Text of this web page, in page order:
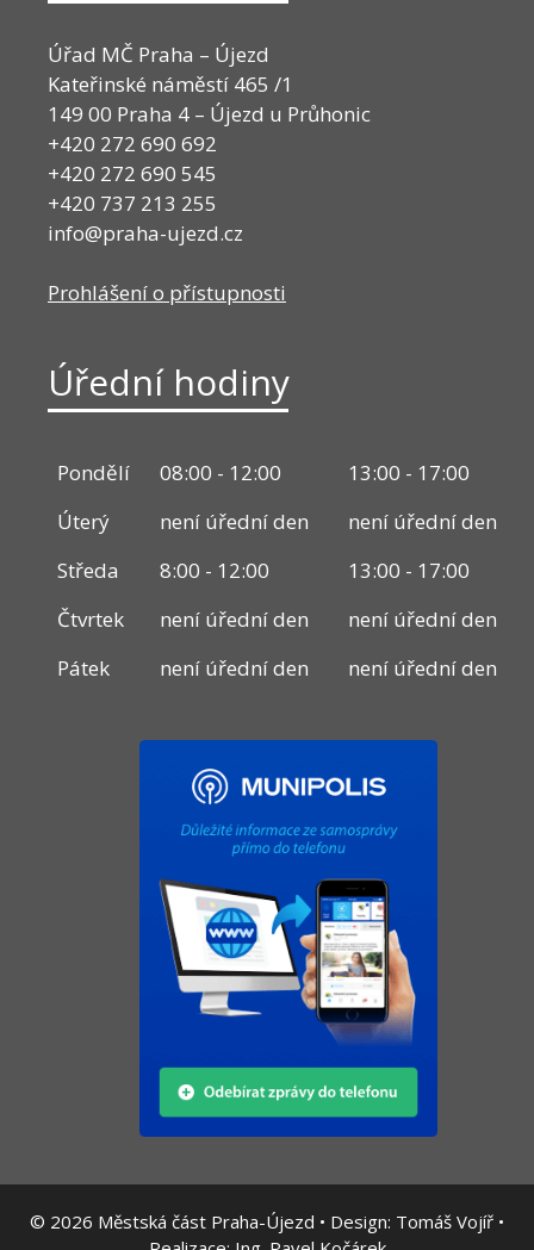
Úřad MČ Praha – Újezd
Kateřinské náměstí 465 /1
149 00 Praha 4 – Újezd u Průhonic
+420 272 690 692
+420 272 690 545
+420 737 213 255
info@praha-ujezd.cz
Prohlášení o přístupnosti
Úřední hodiny
Pondělí 08:00 - 12:00
13:00 - 17:00
Úterý
není úřední den
není úřední den
Středa
8:00 - 12:00
13:00 - 17:00
Čtvrtek
není úřední den
není úřední den
Pátek
není úřední den není úřední den
© 2026 Městská část Praha-Újezd • Design: Tomáš Vojíř •